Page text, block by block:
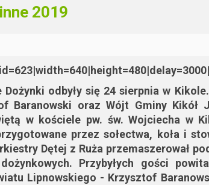
2019
odbyły się 24 sierpnia w
Baranowski oraz Wójt Gminy Kikół
w kościele pw. św. Wojciecha w
przez sołectwa, koła i
Dętej z Ruża przemaszerował
Przybyłych gości
Lipnowskiego - Krzysztof